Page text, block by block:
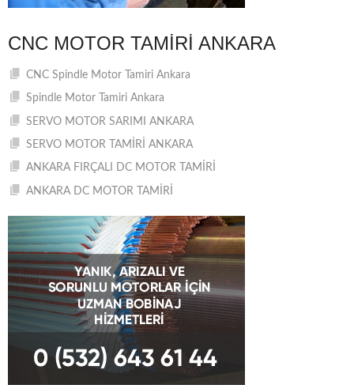
CNC MOTOR TAMIRI ANKARA
CNC Spindle Motor Tamiri Ankara
Spindle Motor Tamiri Ankara
SERVO MOTOR SARIMI ANKARA
SERVO MOTOR TAMİRİ ANKARA
ANKARA FIRÇALI DC MOTOR TAMİRİ
ANKARA DC MOTOR TAMİRİ